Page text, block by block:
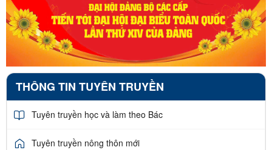
THÔNG TIN TUYÊN TRUYỀN
Tuyên truyền học và làm theo Bác
Tuyên truyền nông thôn mới